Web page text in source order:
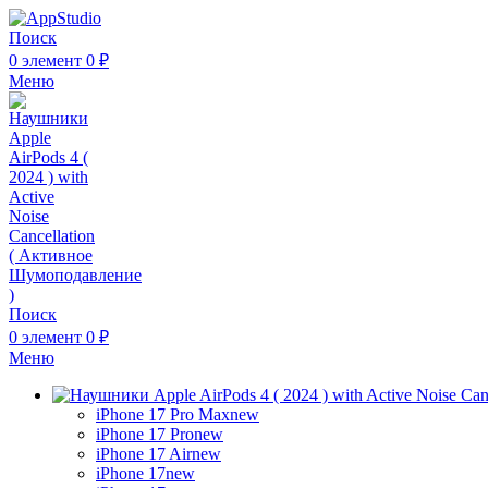
Поиск
0 элемент 0 ₽
Меню
Поиск
0 элемент 0 ₽
Меню
iPhone 17 Pro Maxnew
iPhone 17 Pronew
iPhone 17 Airnew
iPhone 17new